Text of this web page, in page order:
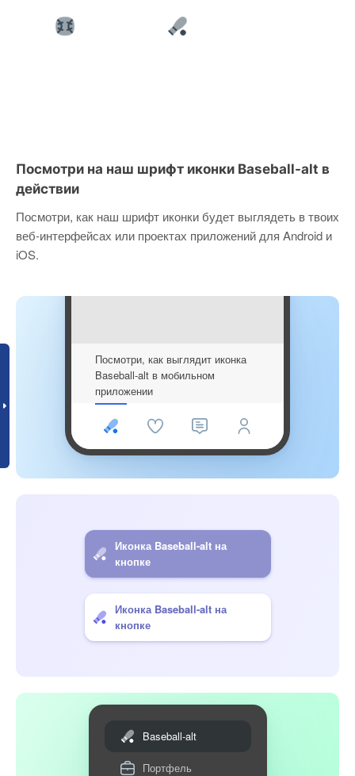
Посмотри на наш шрифт иконки Baseball-alt в
действии
Посмотри, как наш шрифт иконки будет выглядеть в твоих
веб-интерфейсах или проектах приложений для Android и
iOS.
Посмотри, как выглядит иконка
Baseball-alt в мобильном
приложении
Иконка Baseball-alt на
кнопке
Иконка Baseball-alt на
кнопке
Baseball-alt
Портфель